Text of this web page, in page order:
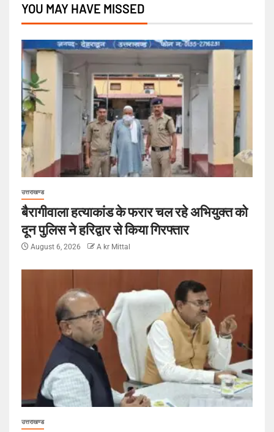
YOU MAY HAVE MISSED
उत्तराखण्ड
बैरागीवाला हत्याकांड के फरार चल रहे अभियुक्त को
दून पुलिस ने हरिद्वार से किया गिरफ्तार
August 6, 2026 A kr Mittal
उत्तराखण्ड